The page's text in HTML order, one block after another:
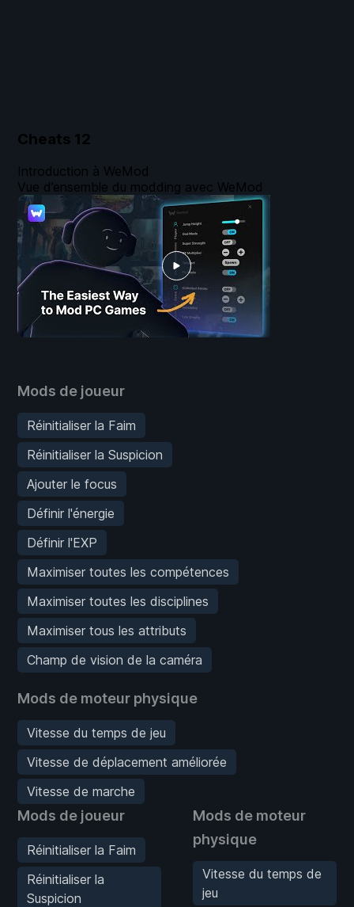
Cheats 12
Mods de joueur
Réinitialiser la Faim
Réinitialiser la Suspicion
Ajouter le focus
Définir l'énergie
Définir l'EXP
Maximiser toutes les compétences
Maximiser toutes les disciplines
Maximiser tous les attributs
Champ de vision de la caméra
Mods de moteur physique
Vitesse du temps de jeu
Vitesse de déplacement améliorée
Vitesse de marche
Mods de joueur
Réinitialiser la Faim
Réinitialiser la
Suspicion
Mods de moteur
physique
Vitesse du temps de
jeu
Introduction à WeMod
Vue d’ensemble du modding avec WeMod